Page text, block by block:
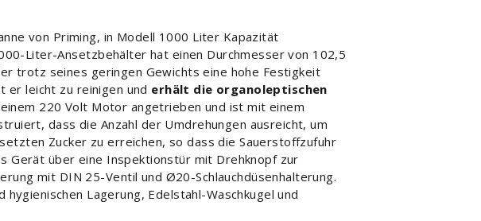
von Priming, in Modell 1000 Liter Kapazität
Liter-Ansetzbehälter hat einen Durchmesser von 102,5
trotz seines geringen Gewichts eine hohe Festigkeit
er leicht zu reinigen und erhält die organoleptischen
220 Volt Motor angetrieben und ist mit einem
dass die Anzahl der Umdrehungen ausreicht, um
Zucker zu erreichen, so dass die Sauerstoffzufuhr
Gerät über eine Inspektionstür mit Drehknopf zur
mit DIN 25-Ventil und Ø20-Schlauchdüsenhalterung.
hygienischen Lagerung, Edelstahl-Waschkugel und